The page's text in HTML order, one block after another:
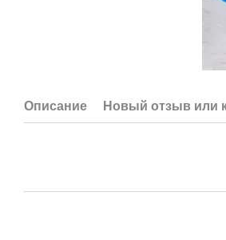
Описание Новый отзыв или